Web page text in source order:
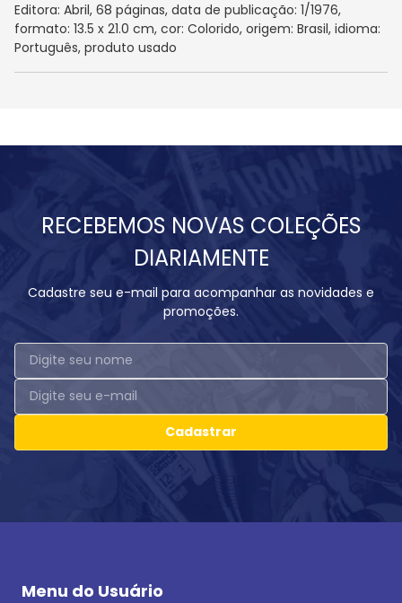
Editora: Abril, 68 páginas, data de publicação: 1/1976,
formato: 13.5 x 21.0 cm, cor: Colorido, origem: Brasil, idioma:
Português, produto usado
RECEBEMOS NOVAS COLEÇÕES
DIARIAMENTE
Cadastre seu e-mail para acompanhar as novidades e
promoções.
Cadastrar
Menu do Usuário